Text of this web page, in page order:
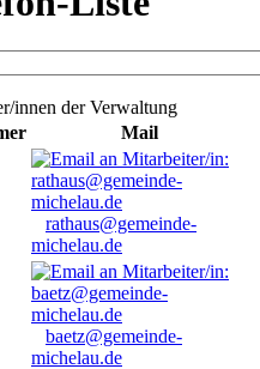
innen der Verwaltung
Mail
rathaus@gemeinde-
michelau.de
baetz@gemeinde-
michelau.de